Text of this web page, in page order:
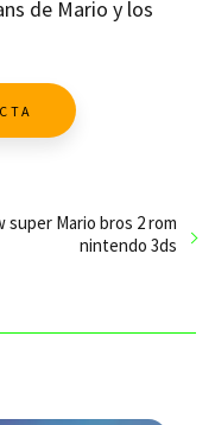
de Mario y los
super Mario bros 2 rom
nintendo 3ds